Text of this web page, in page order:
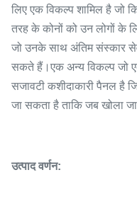
लिए एक विकल्प शामिल है जो
तरह के कोनों को उन लोगों के
जो उनके साथ अंतिम संस्कार
सकते हैं।एक अन्य विकल्प जो
सजावटी कशीदाकारी पैनल है
जा सकता है ताकि जब खोला
उत्पाद वर्णन: